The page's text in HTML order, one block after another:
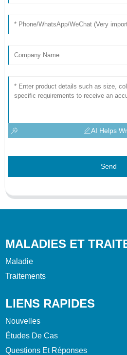
AI Helps
Send
MALADIES ET
Maladie
Traitements
LIENS RAPIDES
Nouvelles
Études De Cas
Questions Et Réponses